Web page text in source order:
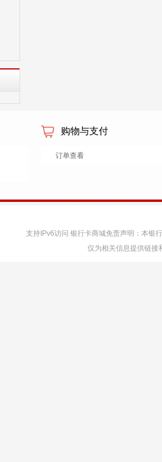
购物与支付
订单查看
支持IPv6访问 银行卡商城免责声明：本银
仅为相关信息提供链接